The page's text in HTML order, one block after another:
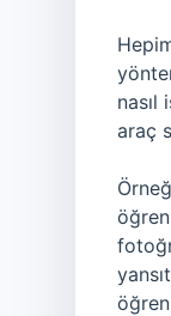
nasıl
araç